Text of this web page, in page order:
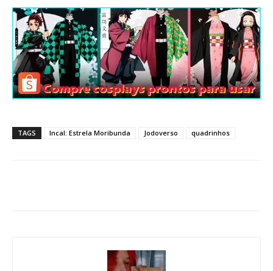
TAGS Incal: Estrela Moribunda Jodoverso quadrinhos